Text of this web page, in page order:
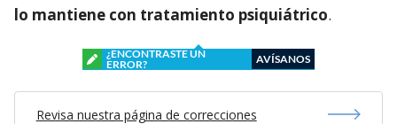
lo mantiene con tratamiento psiquiátrico.
¿ENCONTRASTE UN
ERROR?
AVÍSANOS
Revisa nuestra página de correcciones